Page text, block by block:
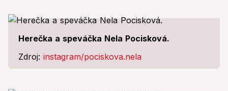
Herečka a speváčka Nela Pocisková.
Zdroj: instagram/pociskova.nela